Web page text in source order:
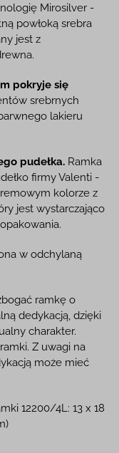
Mirosilver -
powłoką srebra
jest z
pokryje się
srebrnych
lakieru
pudełka.Ramka
firmy Valenti -
kolorze z
jest wystarczająco
w odchylaną
ramkę o
dedykacją, dzięki
charakter.
Z uwagi na
może mieć
12200/4L: 13 x 18